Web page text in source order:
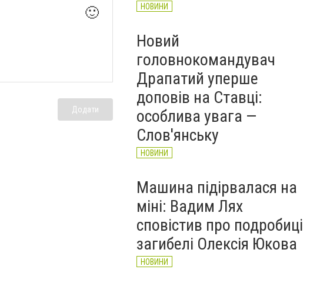
🙂
Додати
НОВИНИ
Новий
головнокомандувач
Драпатий уперше
доповів на Ставці:
особлива увага —
Слов'янську
НОВИНИ
Машина підірвалася на
міні: Вадим Лях
сповістив про подробиці
загибелі Олексія Юкова
НОВИНИ